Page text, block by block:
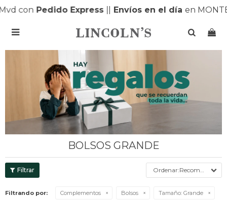
conPedido Express| Envíos en el día en

BOLSOS GRANDE
Recomendados
Filtrando por: Complementos Bolsos Tamaño: Grande